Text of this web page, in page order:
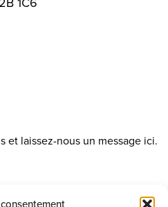
et laissez-nous un message ici.